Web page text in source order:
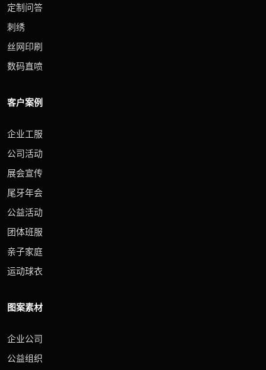
定制问答
刺绣
丝网印刷
数码直喷
客户案例
企业工服
公司活动
展会宣传
尾牙年会
公益活动
团体班服
亲子家庭
运动球衣
图案素材
企业公司
公益组织